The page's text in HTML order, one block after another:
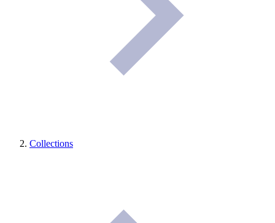
Collections